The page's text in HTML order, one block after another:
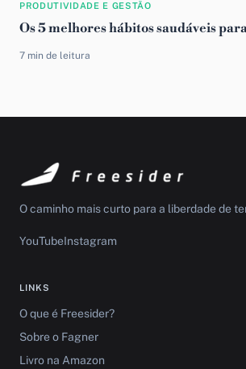
PRODUTIVIDADE E GESTÃO
Os 5 melhores hábitos saudáveis
7 min de leitura
O caminho mais curto para a liberdade de
YouTubeInstagram
LINKS
O que é Freesider?
Sobre o Fagner
Livro na Amazon